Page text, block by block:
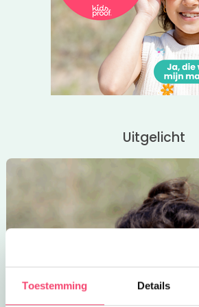
Toestemming Details
voorstelling geopend.
Klik op de roze button voor meer
Uitgelicht